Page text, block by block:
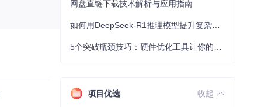
网盘直链下载技术解析与应用指南
项目优选 收起